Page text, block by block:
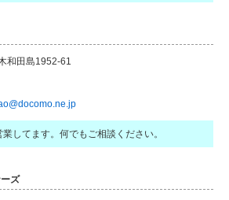
和田島1952-61
してます。何でもご相談ください。
ズ